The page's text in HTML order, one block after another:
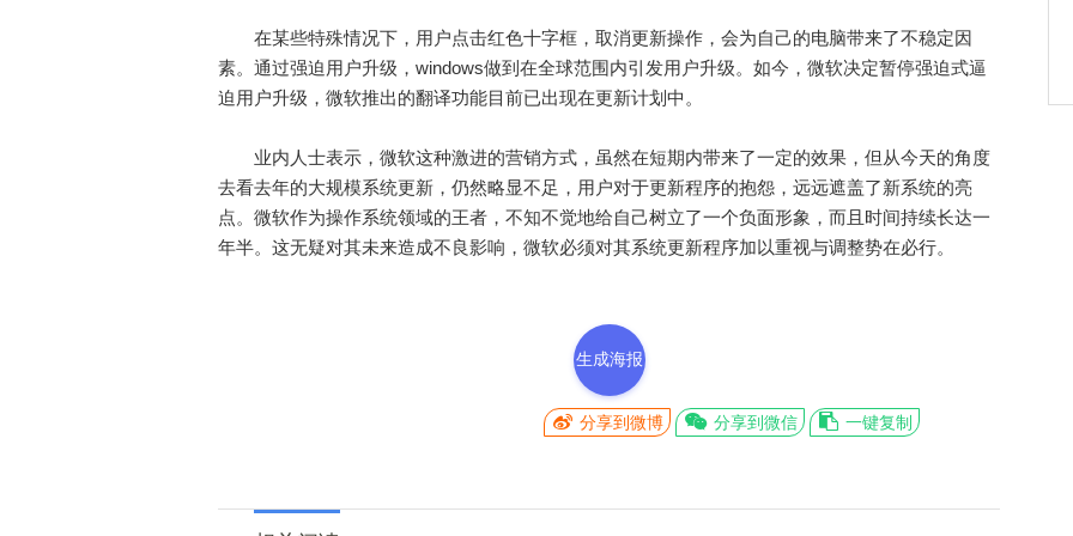
在某些特殊情况下，用户点击红色十字框，取消更新操作，会为自己的电脑带来了不稳定因
素。通过强迫用户升级，windows做到在全球范围内引发用户升级。如今，微软决定暂停强迫式逼
迫用户升级，微软推出的翻译功能目前已出现在更新计划中。
业内人士表示，微软这种激进的营销方式，虽然在短期内带来了一定的效果，但从今天的角度
去看去年的大规模系统更新，仍然略显不足，用户对于更新程序的抱怨，远远遮盖了新系统的亮
点。微软作为操作系统领域的王者，不知不觉地给自己树立了一个负面形象，而且时间持续长达一
年半。这无疑对其未来造成不良影响，微软必须对其系统更新程序加以重视与调整势在必行。
生成海报
分享到微博 分享到微信 一键复制